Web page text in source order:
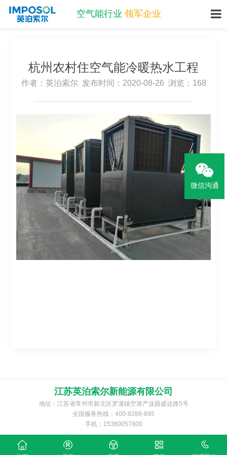
空气能行业 领军企业
杭州农村住空气能冷暖热水工程
作者：英泊索尔 发布时间：2020-08-26 浏览：168
江苏英泊索尔新能源有限公司
地址：江苏省常州市新北区罗溪镇空港产业园盛达路5号
全国服务热线：400-8286-895
手机：15380057800
微信沟通